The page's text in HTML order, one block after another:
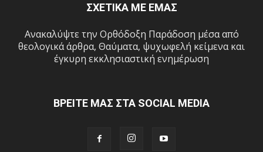
ΣΧΕΤΙΚΑ ΜΕ ΕΜΑΣ
Ανακαλύψτε την Ορθόδοξη Παράδοση μέσα από
θεολογικά άρθρα, Θαύματα, ψυχωφελή κείμενα και
έγκυρη εκκλησιαστική ενημέρωση
ΒΡΕΙΤΕ ΜΑΣ ΣΤΑ SOCIAL MEDIA